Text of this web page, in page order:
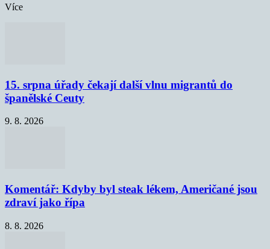
Více
15. srpna úřady čekají další vlnu migrantů do
španělské Ceuty
9. 8. 2026
Komentář: Kdyby byl steak lékem, Američané jsou
zdraví jako řípa
8. 8. 2026